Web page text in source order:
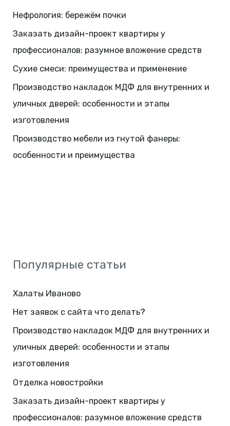
Нефрология: бережём почки
Заказать дизайн-проект квартиры у
профессионалов: разумное вложение средств
Сухие смеси: преимущества и применение
Производство накладок МДФ для внутренних и
уличных дверей: особенности и этапы
изготовления
Производство мебели из гнутой фанеры:
особенности и преимущества
Популярные статьи
Халаты Иваново
Нет заявок с сайта что делать?
Производство накладок МДФ для внутренних и
уличных дверей: особенности и этапы
изготовления
Отделка новостройки
Заказать дизайн-проект квартиры у
профессионалов: разумное вложение средств